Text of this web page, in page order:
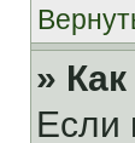
»
Если